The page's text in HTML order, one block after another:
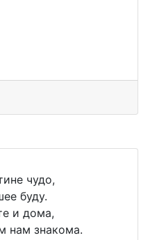
чудо,
буду.
и дома,
нам знакома.